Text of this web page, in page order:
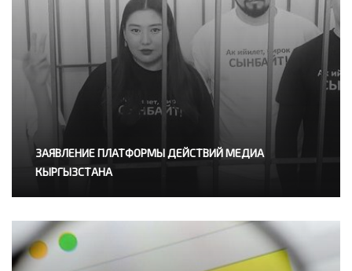
ЗАЯВЛЕНИЕ ПЛАТФОРМЫ ДЕЙСТВИЙ МЕДИА
КЫРГЫЗСТАНА